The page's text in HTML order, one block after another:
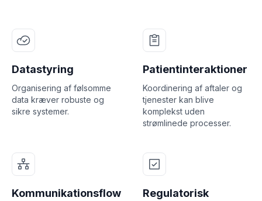
Datastyring
Organisering af følsomme
data kræver robuste og
sikre systemer.
Patientinteraktioner
Koordinering af aftaler og
tjenester kan blive
komplekst uden
strømlinede processer.
Kommunikationsflow
Regulatorisk